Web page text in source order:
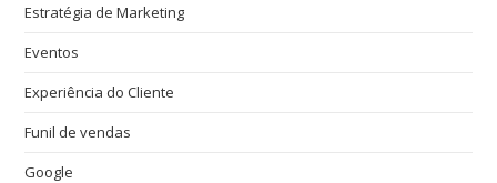
Estratégia de Marketing
Eventos
Experiência do Cliente
Funil de vendas
Google